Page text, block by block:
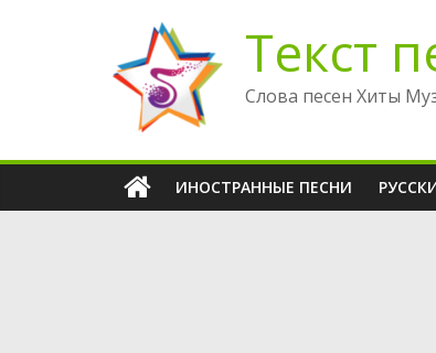
содержимому
Текст
Слова песен Хиты
ИНОСТРАННЫЕ ПЕСНИ